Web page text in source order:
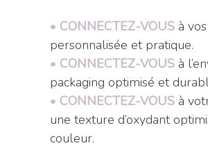
• CONNECTEZ-VOUS à
personnalisée et pratique.
• CONNECTEZ-VOUS à
packaging optimisé et
• CONNECTEZ-VOUS à
une texture d’oxydant
couleur.